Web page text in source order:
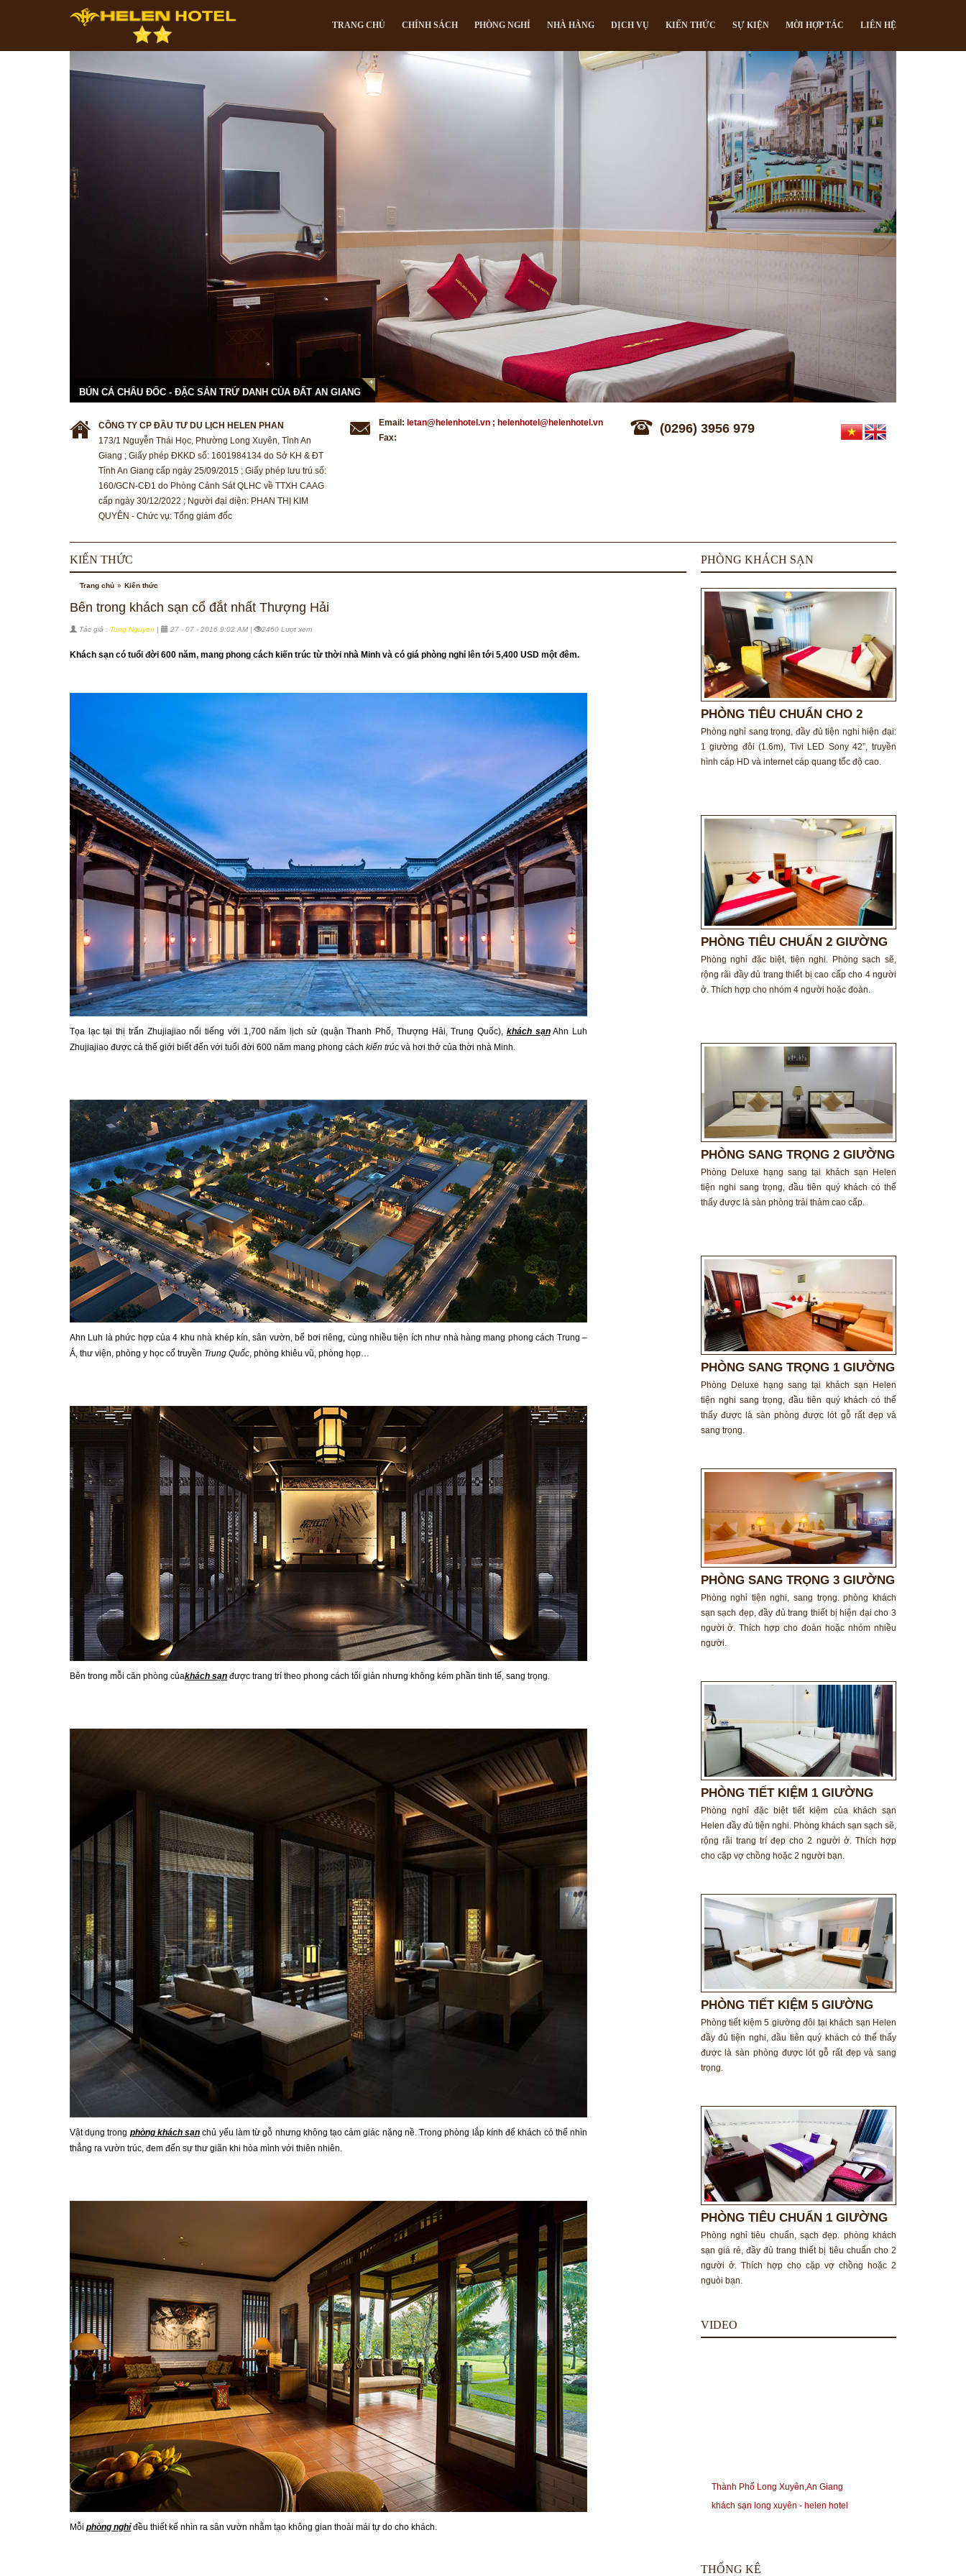
TRANG CHỦ CHÍNH SÁCH PHÒNG NGHỈ NHÀ HÀNG DỊCH VỤ KIẾN THỨC SỰ KIỆN MỜI HỢP TÁC LIÊN HỆ
BÚN CÁ CHÂU ĐỐC - ĐẶC SẢN TRỨ DANH CỦA ĐẤT AN GIANG
CÔNG TY CP ĐẦU TƯ DU LỊCH HELEN PHAN
173/1 Nguyễn Thái Học, Phường Long Xuyên, Tỉnh An
Giang ; Giấy phép ĐKKD số: 1601984134 do Sở KH & ĐT
Tỉnh An Giang cấp ngày 25/09/2015 ; Giấy phép lưu trú số:
160/GCN-CĐ1 do Phòng Cảnh Sát QLHC về TTXH CAAG
cấp ngày 30/12/2022 ; Người đại diện: PHAN THỊ KIM
QUYÊN - Chức vụ: Tổng giám đốc
Email: letan@helenhotel.vn ; helenhotel@helenhotel.vn
Fax:
(0296) 3956 979
KIẾN THỨC
Trang chủ » Kiến thức
Bên trong khách sạn cổ đắt nhất Thượng Hải
Tác giả : Tung Nguyen | 27 - 07 - 2016 9:02 AM | 2460 Lượt xem
Khách sạn có tuổi đời 600 năm, mang phong cách kiến trúc từ thời nhà Minh và có giá phòng nghỉ lên tới 5,400 USD một đêm.
Tọa lạc tại thị trấn Zhujiajiao nổi tiếng với 1,700 năm lịch sử (quận Thanh Phố, Thượng Hải, Trung Quốc), khách sạnAhn Luh
Zhujiajiao được cả thế giới biết đến với tuổi đời 600 năm mang phong cách kiến trúc và hơi thở của thời nhà Minh.
Ahn Luh là phức hợp của 4 khu nhà khép kín, sân vườn, bể bơi riêng, cùng nhiều tiện ích như nhà hàng mang phong cách Trung –
Á, thư viện, phòng y học cổ truyền Trung Quốc, phòng khiêu vũ, phòng họp…
Bên trong mỗi căn phòng củakhách sạn được trang trí theo phong cách tối giản nhưng không kém phần tinh tế, sang trọng.
Vật dụng trong phòng khách sạn chủ yếu làm từ gỗ nhưng không tạo cảm giác nặng nề. Trong phòng lắp kính để khách có thể nhìn
thẳng ra vườn trúc, đem đến sự thư giãn khi hòa mình với thiên nhiên.
Mỗi phòng nghỉđều thiết kế nhìn ra sân vườn nhằm tạo không gian thoải mái tự do cho khách.
PHÒNG KHÁCH SẠN
PHÒNG TIÊU CHUẨN CHO 2
NGƯỜI
Phòng nghỉ sang trọng, đầy đủ tiện nghi hiện đại:
1 giường đôi (1.6m), Tivi LED Sony 42”, truyền
hình cáp HD và internet cáp quang tốc độ cao.
PHÒNG TIÊU CHUẨN 2 GIƯỜNG
ĐÔI
Phòng nghỉ đặc biệt, tiện nghi. Phòng sạch sẽ,
rộng rãi đầy đủ trang thiết bị cao cấp cho 4 người
ở. Thích hợp cho nhóm 4 người hoặc đoàn.
PHÒNG SANG TRỌNG 2 GIƯỜNG
ĐƠN
Phòng Deluxe hạng sang tại khách sạn Helen
tiện nghi sang trọng, đầu tiên quý khách có thể
thấy được là sàn phòng trải thảm cao cấp.
PHÒNG SANG TRỌNG 1 GIƯỜNG
ĐÔI
Phòng Deluxe hạng sang tại khách sạn Helen
tiện nghi sang trọng, đầu tiên quý khách có thể
thấy được là sàn phòng được lót gỗ rất đẹp và
sang trọng.
PHÒNG SANG TRỌNG 3 GIƯỜNG
ĐƠN
Phòng nghỉ tiện nghi, sang trọng. phòng khách
sạn sạch đẹp, đầy đủ trang thiết bị hiện đại cho 3
người ở. Thích hợp cho đoàn hoặc nhóm nhiều
người.
PHÒNG TIẾT KIỆM 1 GIƯỜNG
ĐÔI
Phòng nghỉ đặc biệt tiết kiệm của khách sạn
Helen đầy đủ tiện nghi. Phòng khách sạn sạch sẽ,
rộng rãi trang trí đẹp cho 2 người ở. Thích hợp
cho cặp vợ chồng hoặc 2 người bạn.
PHÒNG TIẾT KIỆM 5 GIƯỜNG
ĐÔI
Phòng tiết kiệm 5 giường đôi tại khách sạn Helen
đầy đủ tiện nghi, đầu tiên quý khách có thể thấy
được là sàn phòng được lót gỗ rất đẹp và sang
trọng.
PHÒNG TIÊU CHUẨN 1 GIƯỜNG
ĐÔI
Phòng nghỉ tiêu chuẩn, sạch đẹp. phòng khách
sạn giá rẻ, đầy đủ trang thiết bị tiêu chuẩn cho 2
người ở. Thích hợp cho cặp vợ chồng hoặc 2
nguòi bạn.
VIDEO
Thành Phố Long Xuyên,An Giang
khách sạn long xuyên - helen hotel
THỐNG KÊ